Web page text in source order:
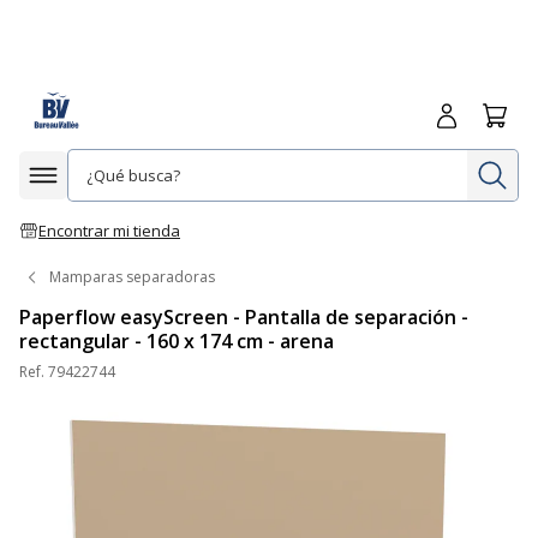
Afficher la navigation
Encontrar mi tienda
Iniciar
Mamparas separadoras
Paperflow easyScreen - Pantalla de separación -
rectangular - 160 x 174 cm - arena
Ref. 79422744